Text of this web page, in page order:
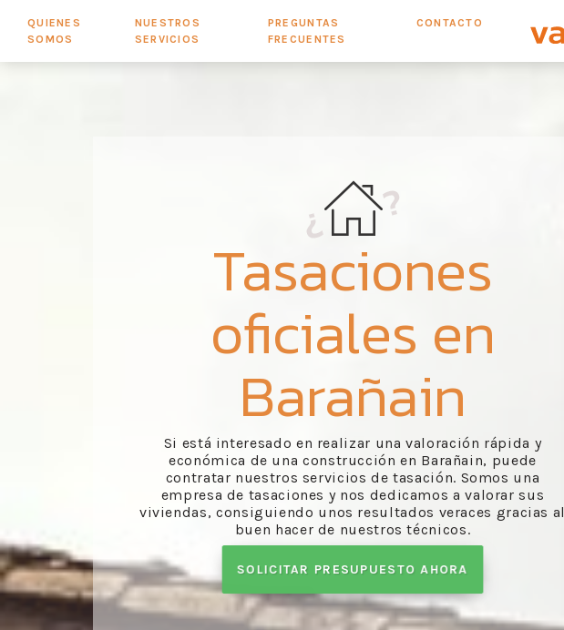
QUIENES
SOMOS
NUESTROS
SERVICIOS
PREGUNTAS
FRECUENTES
CONTACTO
Tasaciones
oficiales en
Barañain
Si está interesado en realizar una valoración rápida y
económica de una construcción en Barañain, puede
contratar nuestros servicios de tasación. Somos una
empresa de tasaciones y nos dedicamos a valorar sus
viviendas, consiguiendo unos resultados veraces gracias al
buen hacer de nuestros técnicos.
SOLICITAR PRESUPUESTO AHORA